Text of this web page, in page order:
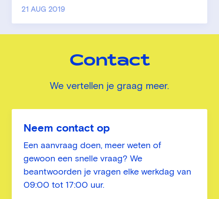
21 AUG 2019
Contact
We vertellen je graag meer.
Neem contact op
Een aanvraag doen, meer weten of
gewoon een snelle vraag? We
beantwoorden je vragen elke werkdag van
09:00 tot 17:00 uur.